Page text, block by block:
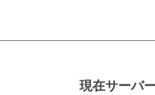
現在サーバ